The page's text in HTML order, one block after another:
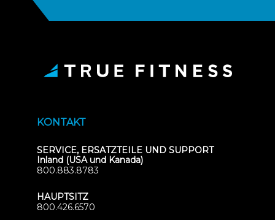
KONTAKT
SERVICE, ERSATZTEILE UND SUPPORT
Inland (USA und Kanada)
800.883.8783
HAUPTSITZ
800.426.6570